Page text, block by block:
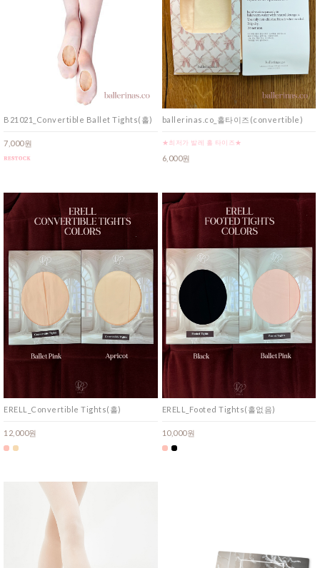
B21021_Convertible Ballet Tights(홀)
7,000원
ballerinas.co_홀타이즈(convertible)
★최저가 발레 홀 타이즈★
6,000원
ERELL_Convertible Tights(홀)
12,000원
ERELL_Footed Tights(홀없음)
10,000원